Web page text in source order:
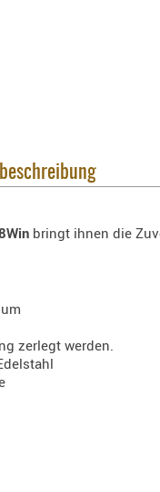
bringt ihnen die
zerlegt werden.